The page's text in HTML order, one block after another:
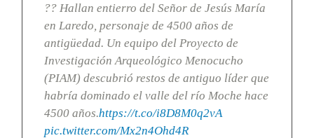
?? Hallan entierro del Señor de Jesús María
en Laredo, personaje de 4500 años de
antigüedad. Un equipo del Proyecto de
Investigación Arqueológico Menocucho
(PIAM) descubrió restos de antiguo líder que
habría dominado el valle del río Moche hace
4500 años.https://t.co/i8D8M0q2vA
pic.twitter.com/Mx2n4Ohd4R